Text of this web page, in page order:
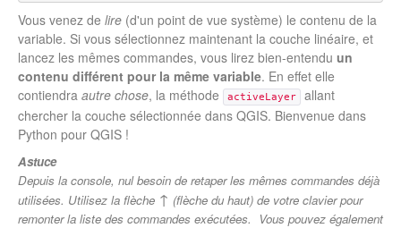
Vous venez de lire (d'un point de vue système) le contenu de la
variable. Si vous sélectionnez maintenant la couche linéaire, et
lancez les mêmes commandes, vous lirez bien-entendu un
contenu différent pour la même variable. En effet elle
contiendra autre chose, la méthode activeLayer
allant
chercher la couche sélectionnée dans QGIS. Bienvenue dans
Python pour QGIS !
Astuce
Depuis la console, nul besoin de retaper les mêmes commandes déjà
utilisées. Utilisez la flèche ↑ (flèche du haut) de votre clavier pour
remonter la liste des commandes exécutées.
Vous pouvez également